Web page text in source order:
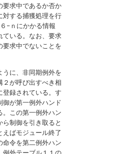
要求中であるか否か
対する捕獲処理を行
−ｎにかかる情報
ている。なお、要求
要求中でないことを
うに、非同期例外を
２が呼び出すべき相
登録されている。す
御が第一例外ハンド
。この第一例外ハン
ら制御を引き取ると
えばモジュール終了
命令を第二例外ハン